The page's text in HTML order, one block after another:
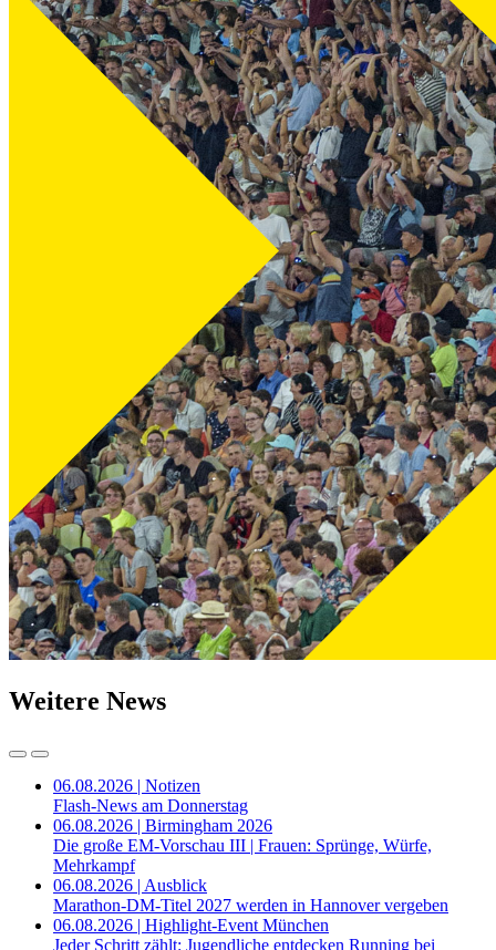
Weitere News
06.08.2026 | Notizen
Flash-News am Donnerstag
06.08.2026 | Birmingham 2026
Die große EM-Vorschau III | Frauen: Sprünge, Würfe,
Mehrkampf
06.08.2026 | Ausblick
Marathon-DM-Titel 2027 werden in Hannover vergeben
06.08.2026 | Highlight-Event München
Jeder Schritt zählt: Jugendliche entdecken Running bei